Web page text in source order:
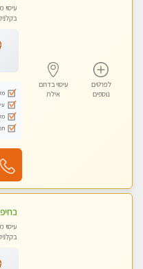
לפרטים
נוספים
עיסוי בדרום
אילת
עיסוי
עיסוי